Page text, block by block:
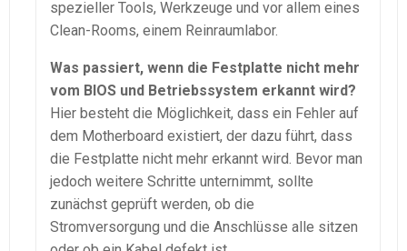
spezieller Tools, Werkzeuge und vor allem eines
Clean-Rooms, einem Reinraumlabor.
Was passiert, wenn die Festplatte nicht mehr
vom BIOS und Betriebssystem erkannt wird?
Hier besteht die Möglichkeit, dass ein Fehler auf
dem Motherboard existiert, der dazu führt, dass
die Festplatte nicht mehr erkannt wird. Bevor man
jedoch weitere Schritte unternimmt, sollte
zunächst geprüft werden, ob die
Stromversorgung und die Anschlüsse alle sitzen